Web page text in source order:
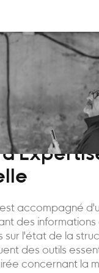
accompagné
des informations
sur l'état de la
des outils
concernant la